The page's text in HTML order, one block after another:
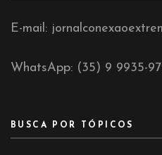
E-mail:
WhatsApp: (35) 9 9935-
BUSCA POR TÓPICOS